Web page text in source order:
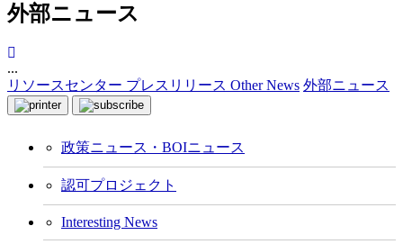
外部ニュース
...
リソースセンター プレスリリース Other News 外部ニュース
政策ニュース・BOIニュース
認可プロジェクト
Interesting News